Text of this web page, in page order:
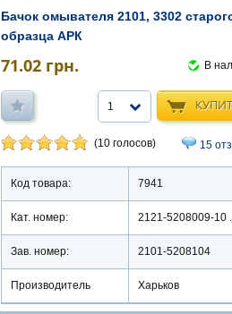
Бачок омывателя 2101, 3302
образца АРК
71.02 грн. В
1
(10 голосов) 15
Код товара: 7941
Кат. номер: 2121-5208009-10
Зав. номер: 2101-5208104
Производитель Харьков